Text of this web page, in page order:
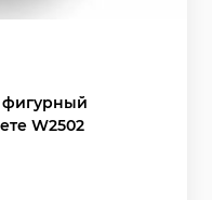
фигурный
W2502